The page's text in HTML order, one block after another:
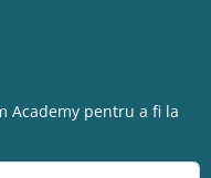
Academy pentru a fi la